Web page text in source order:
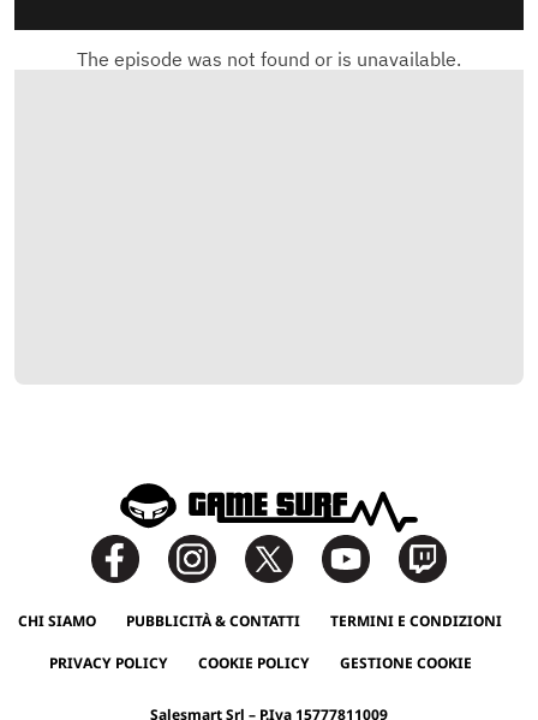
CHI SIAMO PUBBLICITÀ & CONTATTI TERMINI E CONDIZIONI
PRIVACY POLICY COOKIE POLICY GESTIONE COOKIE
Salesmart Srl – P.Iva 15777811009